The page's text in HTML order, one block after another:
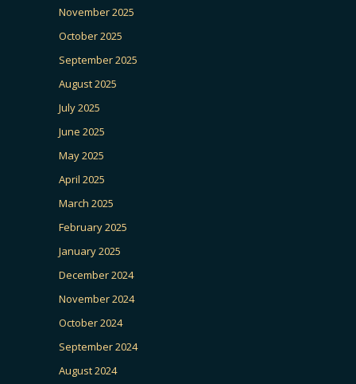
November 2025
October 2025
September 2025
August 2025
July 2025
June 2025
May 2025
April 2025
March 2025
February 2025
January 2025
December 2024
November 2024
October 2024
September 2024
August 2024